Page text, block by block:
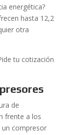
energética?
hasta 12,2
otra
tu cotización
de
frente a los
compresor